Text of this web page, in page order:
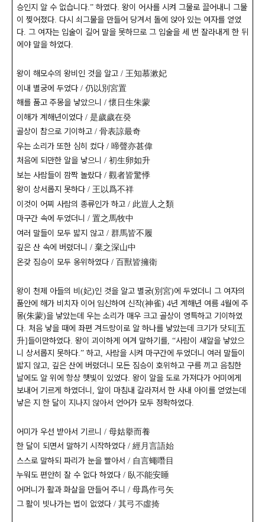
승인지 알 수 없습니다.”하였다. 왕이 어사를 시켜 그물로 끌어내니 그물
이 찢어졌다. 다시 쇠그물을 만들어 당겨서 돌에 앉아 있는 여자를 얻었
다. 그 여자는 입술이 길어 말을 못하므로 그 입술을 세 번 잘라내게 한 뒤
에야 말을 하였다.
왕이 해모수의 왕비인 것을 알고 / 王知慕漱妃
이내 별궁에 두었다 / 仍以別宮置
해를 품고 주몽을 낳았으니 /懷日生朱蒙
이해가 계해년이었다 / 是歲歲在癸
골상이 참으로 기이하고 / 骨表諒最奇
우는 소리가 또한 심히 컸다 / 啼聲亦甚偉
처음에 되만한 알을 낳으니 / 初生卵如升
보는 사람들이 깜짝 놀랐다 / 觀者皆驚悸
왕이 상서롭지 못하다 / 王以爲不祥
이것이 어찌 사람의 종류인가 하고 / 此豈人之類
마구간 속에 두었더니 / 置之馬牧中
여러 말들이 모두 밟지 않고 / 群馬皆不履
깊은 산 속에 버렸더니 / 棄之深山中
온갖 짐승이 모두 옹위하였다 / 百獸皆擁衛
왕이 천제 아들의 비(妃)인 것을 알고 별궁(別宮)에 두었더니 그 여자의
품안에 해가 비치자 이어 임신하여 신작(神雀) 4년 계해년 여름 4월에 주
몽(朱蒙)을 낳았는데 우는 소리가 매우 크고 골상이 영특하고 기이하였
다. 처음 낳을 때에 좌편 겨드랑이로 알 하나를 낳았는데 크기가 닷되[五
升]들이만하였다. 왕이 괴이하게 여겨 말하기를, “사람이 새알을 낳았으
니 상서롭지 못하다.”하고, 사람을 시켜 마구간에 두었더니 여러 말들이
밟지 않고, 깊은 산에 버렸더니 모든 짐승이 호위하고 구름 끼고 음침한
날에도 알 위에 항상 햇빛이 있었다. 왕이 알을 도로 가져다가 어미에게
보내어 기르게 하였더니
알이 마침내 갈라져서 한 사내 아이를 얻었는데
낳은 지 한 달이 지나지 않아서 언어가 모두 정확하였다.
어미가 우선 받아서 기르니 / 母姑擧而養
한 달이 되면서 말하기 시작하였다 / 經月言語始
스스로 말하되 파리가 눈을 빨아서 / 自言蠅噆目
누워도 편안히 잘 수 없다 하였다 / 臥不能安睡
어머니가 활과 화살을 만들어 주니 / 母爲作弓矢
그 활이 빗나가는 법이 없었다 / 其弓不虛掎